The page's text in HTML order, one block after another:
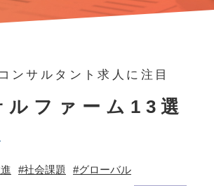
ンサルタント求人に注目
ルファーム13選
社会課題
グローバル